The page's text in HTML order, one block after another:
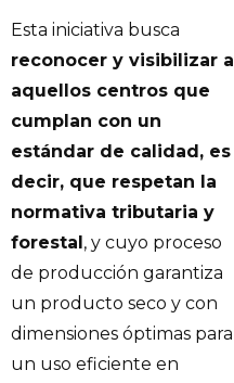
Esta iniciativa busca
reconocer y visibilizar a
aquellos centros que
cumplan con un
estándar de calidad, es
decir, que respetan la
normativa tributaria y
forestal , y cuyo proceso
de producción garantiza
un producto seco y con
dimensiones óptimas para
un uso eficiente en